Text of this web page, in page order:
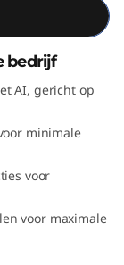
bedrijf
AI, gericht op
minimale
voor
voor maximale